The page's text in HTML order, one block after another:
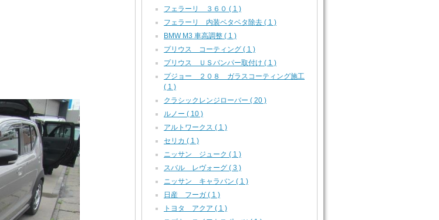
フェラーリ ３６０ ( 1 )
フェラーリ 内装ベタベタ除去 ( 1 )
BMW M3 車高調整 ( 1 )
プリウス コーティング ( 1 )
プリウス ＵＳバンパー取付け ( 1 )
プジョー ２０８ ガラスコーティング施工
( 1 )
クラシックレンジローバー ( 20 )
ルノー ( 10 )
アルトワークス ( 1 )
セリカ ( 1 )
ニッサン ジューク ( 1 )
スバル レヴォーグ ( 3 )
ニッサン キャラバン ( 1 )
日産 フーガ ( 1 )
トヨタ アクア ( 1 )